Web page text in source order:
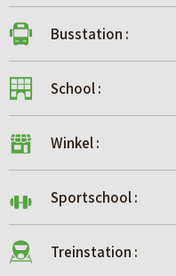
Busstation :
School :
Winkel :
Sportschool :
Treinstation :